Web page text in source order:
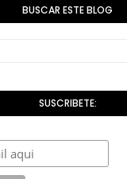
BUSCAR ESTE BLOG
SUSCRIBETE: